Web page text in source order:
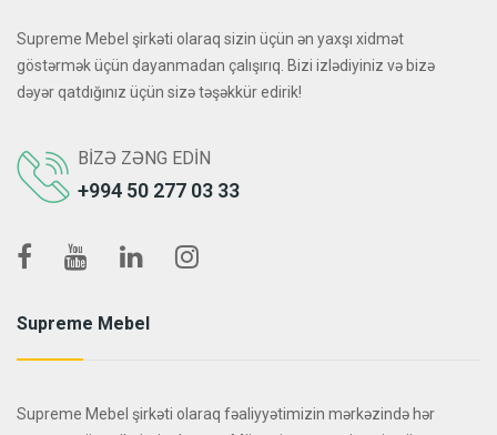
Supreme Mebel şirkəti olaraq sizin üçün ən yaxşı xidmət
göstərmək üçün dayanmadan çalışırıq. Bizi izlədiyiniz və bizə
dəyər qatdığınız üçün sizə təşəkkür edirik!
BIZƏ ZƏNG EDIN
+994 50 277 03 33
Supreme Mebel
Supreme Mebel şirkəti olaraq fəaliyyətimizin mərkəzində hər